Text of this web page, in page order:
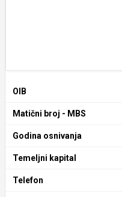
OIB
Matični broj - MBS
Godina osnivanja
Temeljni kapital
Telefon